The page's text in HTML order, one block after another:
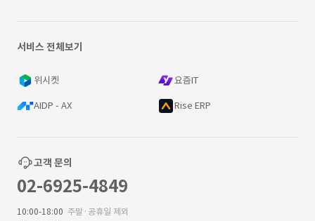
서비스 전체보기
위시켓 요즘IT
AIDP - AX Rise ERP
고객 문의
02-6925-4849
10:00-18:00 주말·공휴일 제외